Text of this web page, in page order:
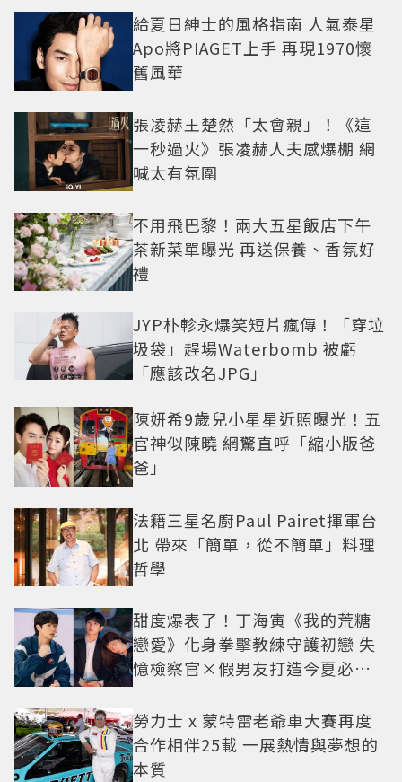
給夏日紳士的風格指南 人氣泰星
Apo將PIAGET上手 再現1970懷
舊風華
張凌赫王楚然「太會親」！《這
一秒過火》張凌赫人夫感爆棚 網
喊太有氛圍
不用飛巴黎！兩大五星飯店下午
茶新菜單曝光 再送保養、香氛好
禮
JYP朴軫永爆笑短片瘋傳！「穿垃
圾袋」趕場Waterbomb 被虧
「應該改名JPG」
陳妍希9歲兒小星星近照曝光！五
官神似陳曉 網驚直呼「縮小版爸
爸」
法籍三星名廚Paul Pairet揮軍台
北 帶來「簡單，從不簡單」料理
哲學
甜度爆表了！丁海寅《我的荒糖
戀愛》化身拳擊教練守護初戀 失
憶檢察官×假男友打造今夏必看
勞力士 x 蒙特雷老爺車大賽再度
合作相伴25載 一展熱情與夢想的
本質